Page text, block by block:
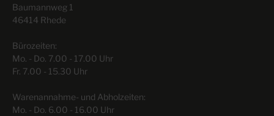
Baumannweg 1
46414 Rhede
Bürozeiten:
Mo. - Do. 7.00 - 17.00 Uhr
Fr. 7.00 - 15.30 Uhr
Warenannahme- und Abholzeiten:
Mo. - Do. 6.00 - 16.00 Uhr